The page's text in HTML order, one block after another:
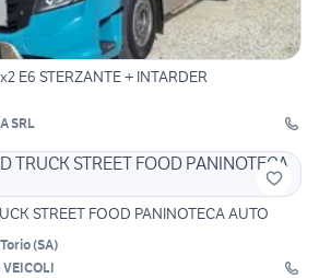
E6 STERZANTE + INTARDER
SRL
STREET FOOD PANINOTECA AUTO
(SA)
VEICOLI